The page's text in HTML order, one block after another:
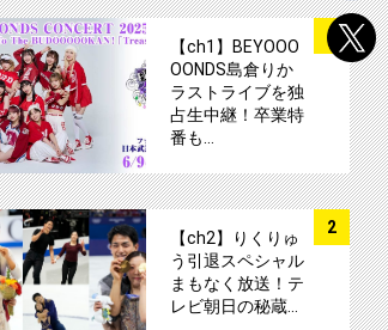
独占放送！サムネイル 1
【ch1】BEYOOO
OONDS島倉りか
ラストライブを独
占生中継！卒業特
番も…
2
【ch2】りくりゅ
う引退スペシャル
まもなく放送！テ
レビ朝日の秘蔵…